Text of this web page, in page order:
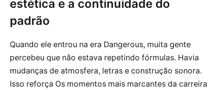
estética e a continuidade do
padrão
Quando ele entrou na era Dangerous, muita gente
percebeu que não estava repetindo fórmulas. Havia
mudanças de atmosfera, letras e construção sonora.
Isso reforça Os momentos mais marcantes da carreira